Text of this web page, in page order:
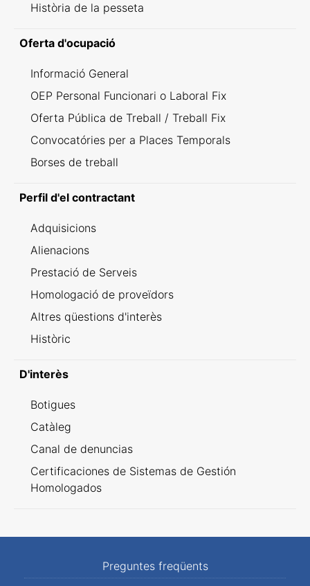
Història de la pesseta
Oferta d'ocupació
Informació General
OEP Personal Funcionari o Laboral Fix
Oferta Pública de Treball / Treball Fix
Convocatóries per a Places Temporals
Borses de treball
Perfil d'el contractant
Adquisicions
Alienacions
Prestació de Serveis
Homologació de proveïdors
Altres qüestions d'interès
Històric
D'interès
Botigues
Catàleg
Canal de denuncias
Certificaciones de Sistemas de Gestión
Homologados
Preguntes freqüents